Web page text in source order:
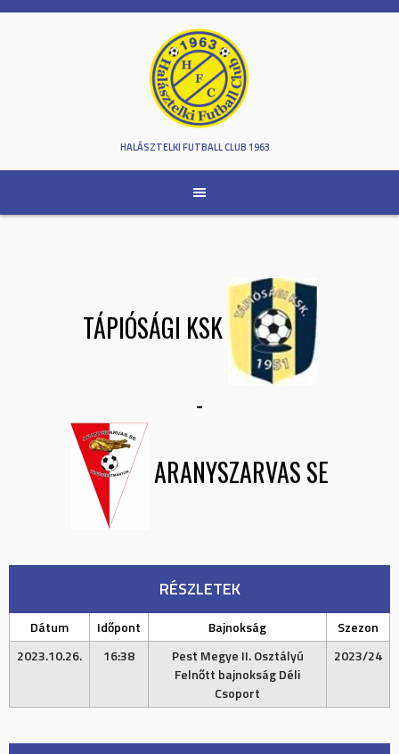
Skip
HALÁSZTELKI FUTBALL CLUB 1963
TÁPIÓSÁGI KSK
-
ARANYSZARVAS SE
RÉSZLETEK
Dátum Időpont Bajnokság
Szezon
2023.10.26.
16:38
Pest Megye II. Osztályú
Felnőtt bajnokság Déli
Csoport
2023/24